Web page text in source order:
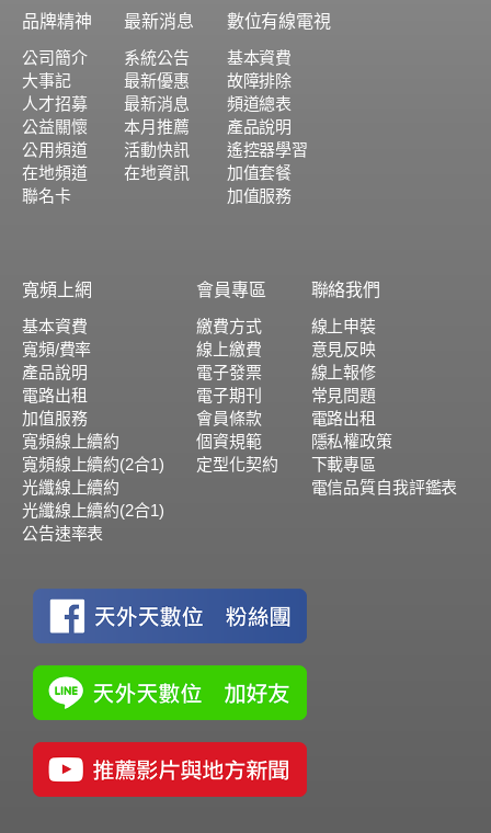
品牌精神
公司簡介
大事記
人才招募
公益關懷
公用頻道
在地頻道
聯名卡
最新消息
系統公告
最新優惠
最新消息
本月推薦
活動快訊
在地資訊
數位有線電視
基本資費
故障排除
頻道總表
產品說明
遙控器學習
加值套餐
加值服務
寬頻上網
基本資費
寬頻/費率
產品說明
電路出租
加值服務
寬頻線上續約
寬頻線上續約(2合1)
光纖線上續約
光纖線上續約(2合1)
公告速率表
會員專區
繳費方式
線上繳費
電子發票
電子期刊
會員條款
個資規範
定型化契約
聯絡我們
線上申裝
意見反映
線上報修
常見問題
電路出租
隱私權政策
下載專區
電信品質自我評鑑表